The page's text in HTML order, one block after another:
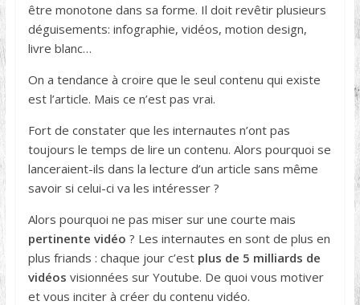
être monotone dans sa forme. Il doit revêtir plusieurs
déguisements: infographie, vidéos, motion design,
livre blanc…
On a tendance à croire que le seul contenu qui existe
est l’article. Mais ce n’est pas vrai.
Fort de constater que les internautes n’ont pas
toujours le temps de lire un contenu. Alors pourquoi se
lanceraient-ils dans la lecture d’un article sans même
savoir si celui-ci va les intéresser ?
Alors pourquoi ne pas miser sur une courte mais
pertinente vidéo ? Les internautes en sont de plus en
plus friands : chaque jour c’est plus de 5 milliards de
vidéos visionnées sur Youtube. De quoi vous motiver
et vous inciter à créer du contenu vidéo.